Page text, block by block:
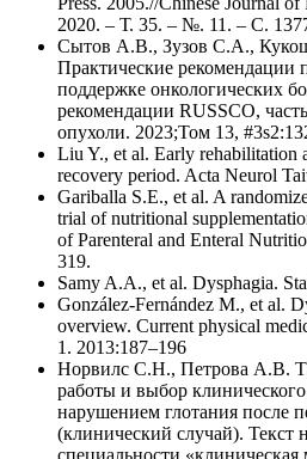
2020. – Т. 35. – №. 11. – С.
Сытов А.В., Зузов С.А.,
Практические рекомендации
поддержке онкологических
рекомендации RUSSCO,
опухоли. 2023;Том 13,
Liu Y., et al. Early rehabilitation
recovery period. Acta Neurol
Gariballa S.E., et al. A
trial of nutritional
of Parenteral and Enteral
319.
Samy A.A., et al. Dysphagia.
González-Fernández M., et al.
overview. Current physical
1. 2013:187–196
Норвилс С.Н., Петрова А.В.
работы и выбор
нарушением глотания после
(клинический случай). Текст